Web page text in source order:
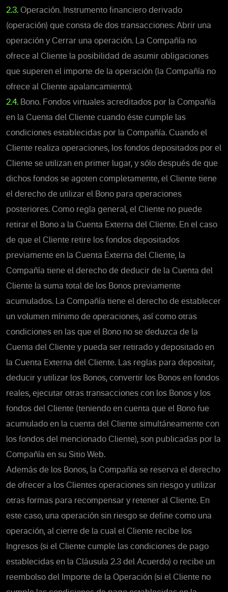
2.3. Operación. Instrumento financiero derivado
(operación) que consta de dos transacciones: Abrir una
operación y Cerrar una operación. La Compañía no
ofrece al Cliente la posibilidad de asumir obligaciones
que superen el importe de la operación (la Compañía no
ofrece al Cliente apalancamiento).
2.4. Bono. Fondos virtuales acreditados por la Compañía
en la Cuenta del Cliente cuando éste cumple las
condiciones establecidas por la Compañía. Cuando el
Cliente realiza operaciones, los fondos depositados por el
Cliente se utilizan en primer lugar, y sólo después de que
dichos fondos se agoten completamente, el Cliente tiene
el derecho de utilizar el Bono para operaciones
posteriores. Como regla general, el Cliente no puede
retirar el Bono a la Cuenta Externa del Cliente. En el caso
de que el Cliente retire los fondos depositados
previamente en la Cuenta Externa del Cliente, la
Compañía tiene el derecho de deducir de la Cuenta del
Cliente la suma total de los Bonos previamente
acumulados. La Compañía tiene el derecho de establecer
un volumen mínimo de operaciones, así como otras
condiciones en las que el Bono no se deduzca de la
Cuenta del Cliente y pueda ser retirado y depositado en
la Cuenta Externa del Cliente. Las reglas para depositar,
deducir y utilizar los Bonos, convertir los Bonos en fondos
reales, ejecutar otras transacciones con los Bonos y los
fondos del Cliente (teniendo en cuenta que el Bono fue
acumulado en la cuenta del Cliente simultáneamente con
los fondos del mencionado Cliente), son publicadas por la
Compañía en su Sitio Web.
Además de los Bonos, la Compañía se reserva el derecho
de ofrecer a los Clientes operaciones sin riesgo y utilizar
otras formas para recompensar y retener al Cliente. En
este caso, una operación sin riesgo se define como una
operación, al cierre de la cual el Cliente recibe los
Ingresos (si el Cliente cumple las condiciones de pago
establecidas en la Cláusula 2.3 del Acuerdo) o recibe un
reembolso del Importe de la Operación (si el Cliente no